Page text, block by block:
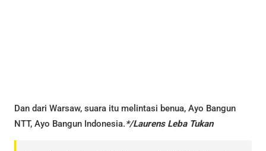
Dan dari Warsaw, suara itu melintasi benua, Ayo Bangun
NTT, Ayo Bangun Indonesia.*/Laurens Leba Tukan